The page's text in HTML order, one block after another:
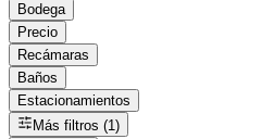
Bodega
Precio
Recámaras
Baños
Estacionamientos
Más filtros (1)